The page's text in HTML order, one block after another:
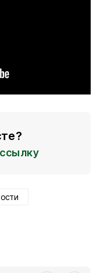
ссылку